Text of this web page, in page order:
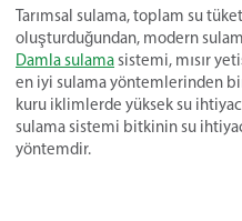
Tarımsal sulama, toplam su
oluşturduğundan, modern
Damla sulamasistemi, mısır
en iyi sulama yöntemlerinden
kuru iklimlerde yüksek su
sulama sistemi bitkinin su
yöntemdir.